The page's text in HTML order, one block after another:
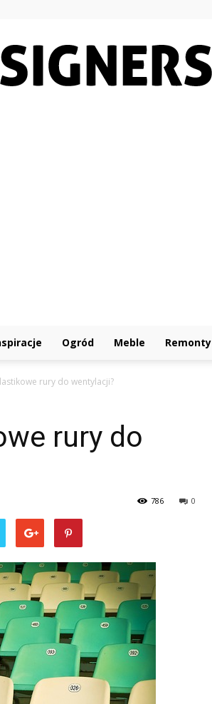
Ogród Meble Remonty
rury do wentylacji?
rury do
0
786